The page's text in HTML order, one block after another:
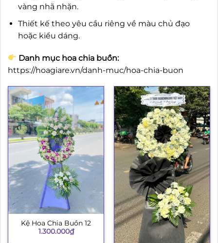
vàng nhã nhặn.
Thiết kế theo yêu cầu riêng về màu chủ đạo
hoặc kiểu dáng.
Danh mục hoa chia buồn:
https://hoagiare.vn/danh-muc/hoa-chia-buon
Kệ Hoa Chia Buồn 12
1.300.000₫